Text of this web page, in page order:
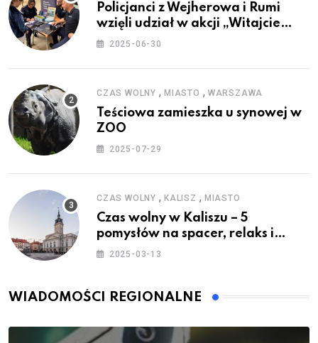
Policjanci z Wejherowa i Rumi
wzięli udział w akcji „Witajcie
Wakacje”
2025-06-30
CZAS WOLNY , MIASTO , WARSZAWA
Teściowa zamieszka u synowej w
ZOO
2025-07-29
CZAS WOLNY , KALISZ , MIASTO
Czas wolny w Kaliszu – 5
pomysłów na spacer, relaks i
rodzinne atrakcje
2025-03-13
WIADOMOŚCI REGIONALNE